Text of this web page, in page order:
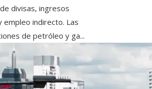
divisas, ingresos
empleo indirecto. Las
de petróleo y ga...